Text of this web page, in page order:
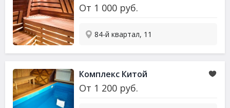
От 1 000 руб.
84-й квартал, 11
Комплекс Китой
От 1 200 руб.